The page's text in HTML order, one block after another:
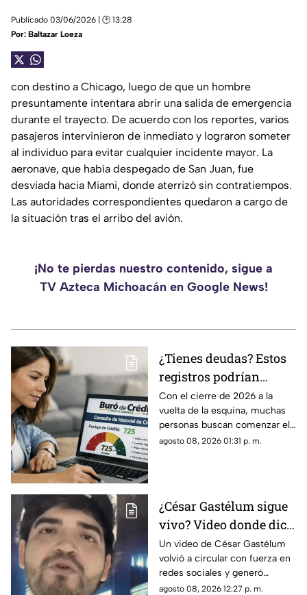
Publicado 03/06/2026 | 🕑 13:28
Por: Baltazar Loeza
con destino a Chicago, luego de que un hombre
presuntamente intentara abrir una salida de emergencia
durante el trayecto. De acuerdo con los reportes, varios
pasajeros intervinieron de inmediato y lograron someter
al individuo para evitar cualquier incidente mayor. La
aeronave, que había despegado de San Juan, fue
desviada hacia Miami, donde aterrizó sin contratiempos.
Las autoridades correspondientes quedaron a cargo de
la situación tras el arribo del avión.
¡No te pierdas nuestro contenido, sigue a
TV Azteca Michoacán en Google News!
¿Tienes deudas? Estos
registros podrían
desaparecer del Buró
de Crédito en 2026
Con el cierre de 2026 a la
vuelta de la esquina, muchas
personas buscan comenzar el
próximo año con sus finanzas
registro negativo del Buró de
Crédito?
agosto 08, 2026 01:31 p. m.
¿César Gastélum sigue
vivo? Video donde dice
“todo fue una broma”
vuelve a hacerse viral
Un video de César Gastélum
volvió a circular con fuerza en
redes sociales y generó
confusión entre usuarios que
agosto 08, 2026 12:27 p. m.